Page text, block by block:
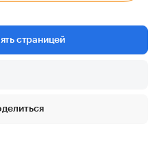
страницей